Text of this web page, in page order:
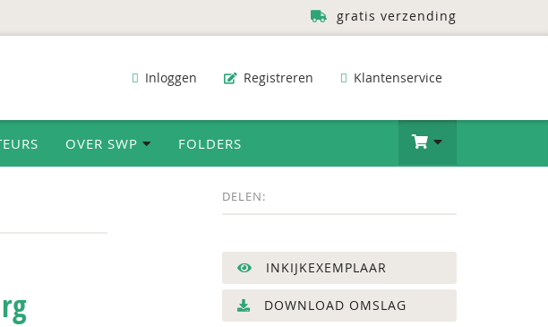
gratis verzending
Inloggen Registreren Klantenservice
OVER SWP FOLDERS
DELEN:
INKIJKEXEMPLAAR
DOWNLOAD OMSLAG